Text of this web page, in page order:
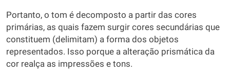
Portanto, o tom é decomposto a partir das cores
primárias, as quais fazem surgir cores secundárias que
constituem (delimitam) a forma dos objetos
representados. Isso porque a alteração prismática da
cor realça as impressões e tons.